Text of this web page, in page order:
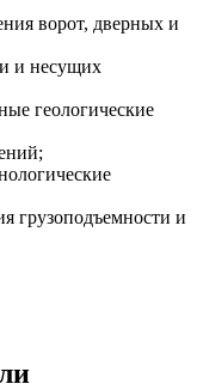
ворот, дверных и
и несущих
геологические
грузоподъемности и